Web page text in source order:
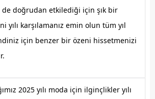
doğrudan etkilediği için şık bir
yılı karşılamanız emin olun tüm yıl
için benzer bir özeni hissetmenizi
2025 yılı moda için ilginçlikler yılı